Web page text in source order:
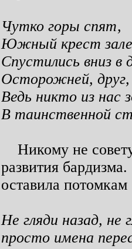
Чутко горы спят,
Южный крест
Спустились вниз в
Осторожней, друг,
Ведь никто из нас
В таинственной
Никому не
развития
оставила
Не гляди назад, не
просто имена